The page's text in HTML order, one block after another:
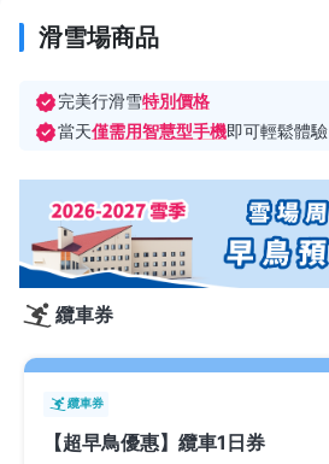
滑雪場商品
完美行滑雪特別價格
當天僅需用智慧型手機即可輕鬆體驗
纜車券
纜車券
【超早鳥優惠】纜車1日券